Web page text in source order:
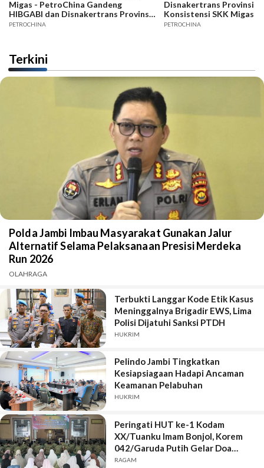
Migas - PetroChina Gandeng
HIBGABI dan Disnakertrans Provinsi
Jambi
PETROCHINA
Disnakertrans Provinsi
Konsistensi SKK Migas -
PETROCHINA
Terkini
Polda Jambi Imbau Masyarakat Gunakan Jalur
Alternatif Selama Pelaksanaan Presisi Merdeka
Run 2026
OLAHRAGA
Terbukti Langgar Kode Etik Kasus
Meninggalnya Brigadir EWS, Lima
Polisi Dijatuhi Sanksi PTDH
HUKRIM
Pelindo Jambi Tingkatkan
Kesiapsiagaan Hadapi Ancaman
Keamanan Pelabuhan
HUKRIM
Peringati HUT ke-1 Kodam
XX/Tuanku Imam Bonjol, Korem
042/Garuda Putih Gelar Doa
Bersama
RAGAM